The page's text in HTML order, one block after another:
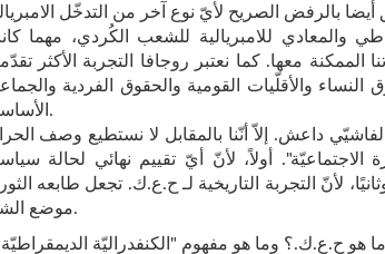
والمعادي للامبريالية للشعب الكُردي، مهما
معها. كما نعتبر روجافا التجربة الأكثر
والأقلّيات القومية والحقوق الفردية
الأساسيّة.
داعش. إلاّ أنّنا بالمقابل لا نستطيع وصف
الاجتماعيّة". أولاً، لأنّ أيّ تقييم نهائي لحالة
لأنّ التجربة التاريخية لـ ح.ع.ك. تجعل طابعه
موضع الشكّ.
ما هو ح.ع.ك.؟ وما هو مفهوم "الكنفدراليّة